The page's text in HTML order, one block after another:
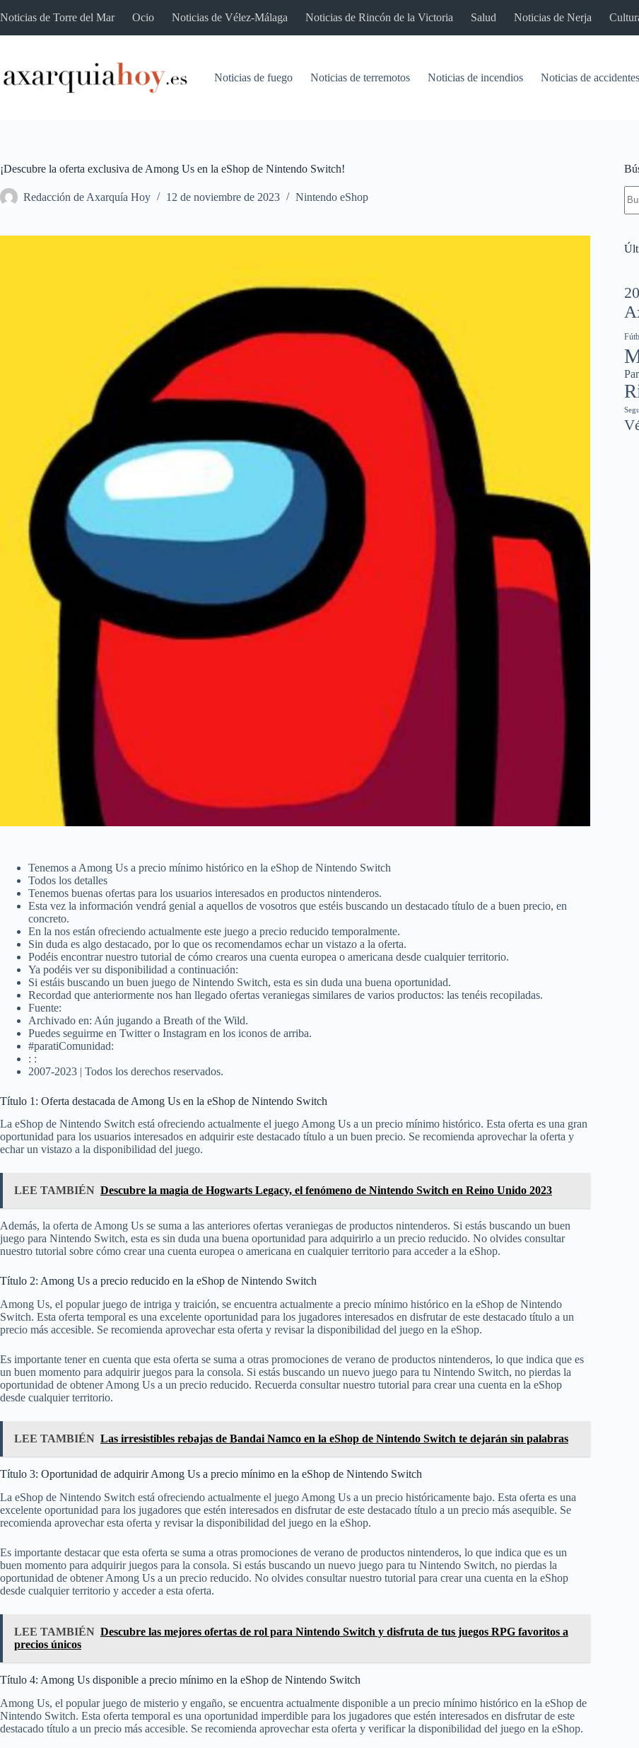
al
Noticias de Torre del Mar Ocio Noticias de Vélez-Málaga Noticias de Rincón de la Victoria Salud Noticias de Nerja
Noticias de fuego Noticias de terremotos Noticias de incendios Noticias de accidentes
¡Descubre la oferta exclusiva de Among Us en la eShop de Nintendo Switch!
Redacción de Axarquía Hoy 12 de noviembre de 2023 Nintendo eShop
Tenemos a Among Us a precio mínimo histórico en la eShop de Nintendo Switch
Todos los detalles
Tenemos buenas ofertas para los usuarios interesados en productos nintenderos.
Esta vez la información vendrá genial a aquellos de vosotros que estéis buscando un destacado título de a buen precio, en
concreto.
En la nos están ofreciendo actualmente este juego a precio reducido temporalmente.
Sin duda es algo destacado, por lo que os recomendamos echar un vistazo a la oferta.
Podéis encontrar nuestro tutorial de cómo crearos una cuenta europea o americana desde cualquier territorio.
Ya podéis ver su disponibilidad a continuación:
Si estáis buscando un buen juego de Nintendo Switch, esta es sin duda una buena oportunidad.
Recordad que anteriormente nos han llegado ofertas veraniegas similares de varios productos: las tenéis recopiladas.
Fuente:
Archivado en: Aún jugando a Breath of the Wild.
Puedes seguirme en Twitter o Instagram en los iconos de arriba.
#paratiComunidad:
: :
2007-2023 | Todos los derechos reservados.
Título 1: Oferta destacada de Among Us en la eShop de Nintendo Switch
La eShop de Nintendo Switch está ofreciendo actualmente el juego Among Us a un precio mínimo histórico. Esta oferta es una gran
oportunidad para los usuarios interesados en adquirir este destacado título a un buen precio. Se recomienda aprovechar la oferta y
echar un vistazo a la disponibilidad del juego.
LEE TAMBIÉN Descubre la magia de Hogwarts Legacy, el fenómeno de Nintendo Switch en Reino Unido 2023
Además, la oferta de Among Us se suma a las anteriores ofertas veraniegas de productos nintenderos. Si estás buscando un buen
juego para Nintendo Switch, esta es sin duda una buena oportunidad para adquirirlo a un precio reducido. No olvides consultar
nuestro tutorial sobre cómo crear una cuenta europea o americana en cualquier territorio para acceder a la eShop.
Título 2: Among Us a precio reducido en la eShop de Nintendo Switch
Among Us, el popular juego de intriga y traición, se encuentra actualmente a precio mínimo histórico en la eShop de Nintendo
Switch. Esta oferta temporal es una excelente oportunidad para los jugadores interesados en disfrutar de este destacado título a un
precio más accesible. Se recomienda aprovechar esta oferta y revisar la disponibilidad del juego en la eShop.
Es importante tener en cuenta que esta oferta se suma a otras promociones de verano de productos nintenderos, lo que indica que es
un buen momento para adquirir juegos para la consola. Si estás buscando un nuevo juego para tu Nintendo Switch, no pierdas la
oportunidad de obtener Among Us a un precio reducido. Recuerda consultar nuestro tutorial para crear una cuenta en la eShop
desde cualquier territorio.
LEE TAMBIÉN Las irresistibles rebajas de Bandai Namco en la eShop de Nintendo Switch te dejarán sin palabras
Título 3: Oportunidad de adquirir Among Us a precio mínimo en la eShop de Nintendo Switch
La eShop de Nintendo Switch está ofreciendo actualmente el juego Among Us a un precio históricamente bajo. Esta oferta es una
excelente oportunidad para los jugadores que estén interesados en disfrutar de este destacado título a un precio más asequible. Se
recomienda aprovechar esta oferta y revisar la disponibilidad del juego en la eShop.
Es importante destacar que esta oferta se suma a otras promociones de verano de productos nintenderos, lo que indica que es un
buen momento para adquirir juegos para la consola. Si estás buscando un nuevo juego para tu Nintendo Switch, no pierdas la
oportunidad de obtener Among Us a un precio reducido. No olvides consultar nuestro tutorial para crear una cuenta en la eShop
desde cualquier territorio y acceder a esta oferta.
LEE TAMBIÉN Descubre las mejores ofertas de rol para Nintendo Switch y disfruta de tus juegos RPG favoritos a
precios únicos
Título 4: Among Us disponible a precio mínimo en la eShop de Nintendo Switch
Among Us, el popular juego de misterio y engaño, se encuentra actualmente disponible a un precio mínimo histórico en la eShop de
Nintendo Switch. Esta oferta temporal es una oportunidad imperdible para los jugadores que estén interesados en disfrutar de este
destacado título a un precio más accesible. Se recomienda aprovechar esta oferta y verificar la disponibilidad del juego en la eShop.